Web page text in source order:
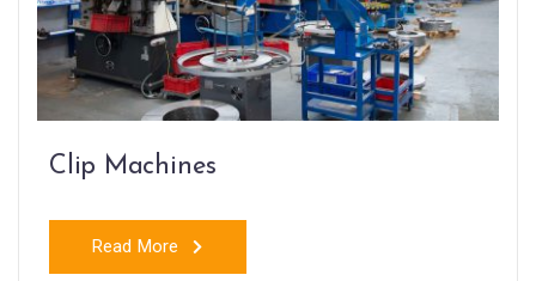
Clip Machines
Read More